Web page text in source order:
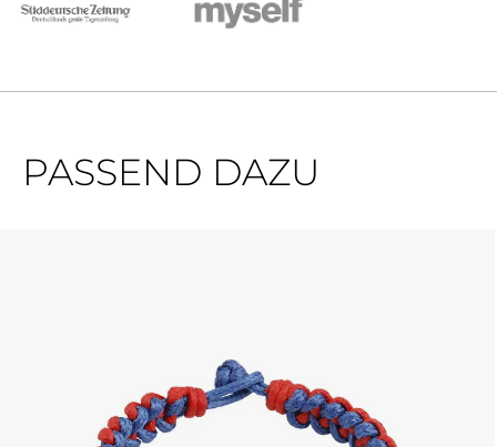
PASSEND DAZU